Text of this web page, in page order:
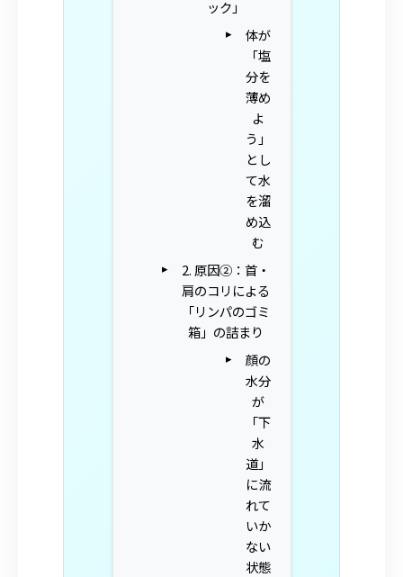
ック」
体が
「塩
分を
薄め
よ
う」
とし
て水
を溜
め込
む
2. 原因②：首・
肩のコリによる
「リンパのゴミ
箱」の詰まり
顔の
水分
が
「下
水
道」
に流
れて
いか
ない
状態